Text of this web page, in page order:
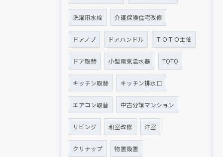
洗濯用水栓 介護保険住宅改修
ドアノブ ドアハンドル ＴＯＴＯ主催
ドア取替 小型電気温水器 TOTO
キッチン取替 キッチン排水口
エアコン取替 中古分譲マンション
リビング 和室改修 洋室
クリナップ 物置設置